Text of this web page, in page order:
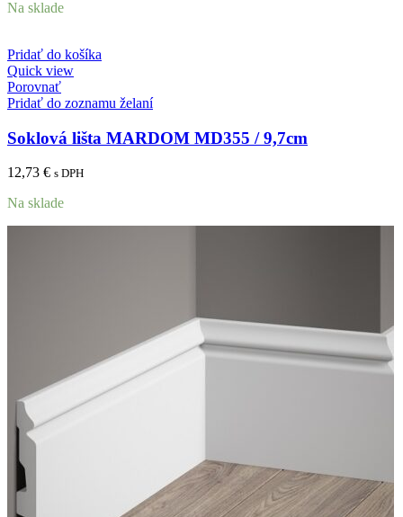
Na sklade
Pridať do košíka
Quick view
Porovnať
Pridať do zoznamu želaní
Soklová lišta MARDOM MD355 / 9,7cm
12,73 € s DPH
Na sklade